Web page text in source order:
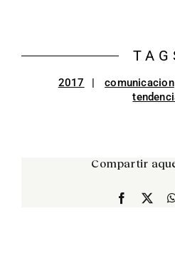
2017 comunicacion
Compartir
Facebook